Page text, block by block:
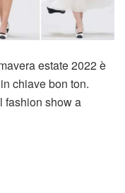
estate 2022 è
chiave bon ton.
fashion show a